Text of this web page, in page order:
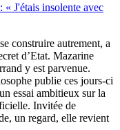
J'étais insolente avec
construire autrement, a
d’Etat. Mazarine
y est parvenue.
publie ces jours-ci
essai ambitieux sur la
Invitée de
un regard, elle revient